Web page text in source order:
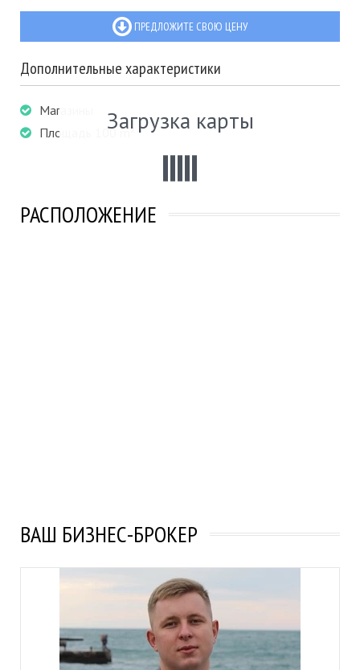
ПРЕДЛОЖИТЕ СВОЮ ЦЕНУ
Дополнительные характеристики
Магазины
Площадь 100 m²
РАСПОЛОЖЕНИЕ
Загрузка карты
ВАШ БИЗНЕС-БРОКЕР